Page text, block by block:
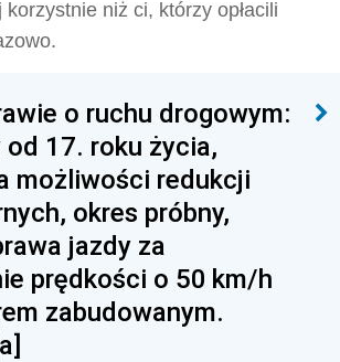
niż ci, którzy opłacili
o ruchu drogowym:
17. roku życia,
możliwości redukcji
okres próbny,
jazdy za
prędkości o 50 km/h
zabudowanym.